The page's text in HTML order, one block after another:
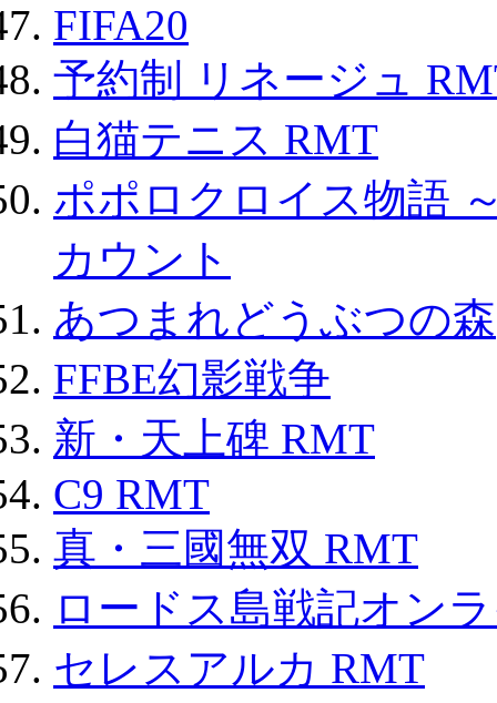
FIFA20
予約制 リネージュ
白猫テニス RMT
ポポロクロイス物語
カウント
あつまれどうぶつの森
FFBE幻影戦争
新・天上碑 RMT
C9 RMT
真・三國無双 RMT
ロードス島戦記オン
セレスアルカ RMT